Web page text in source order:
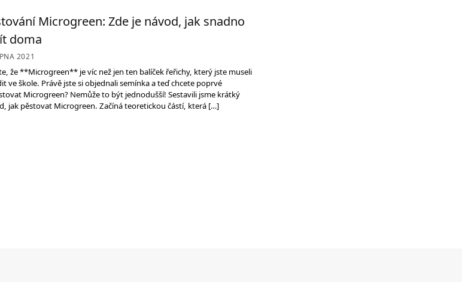
Microgreen: Zde je návod, jak snadno
doma
2021
že **Microgreen** je víc než jen ten balíček řeřichy, který jste museli
ve škole. Právě jste si objednali semínka a teď chcete poprvé
Microgreen? Nemůže to být jednodušší! Sestavili jsme krátký
jak pěstovat Microgreen. Začíná teoretickou částí, která […]